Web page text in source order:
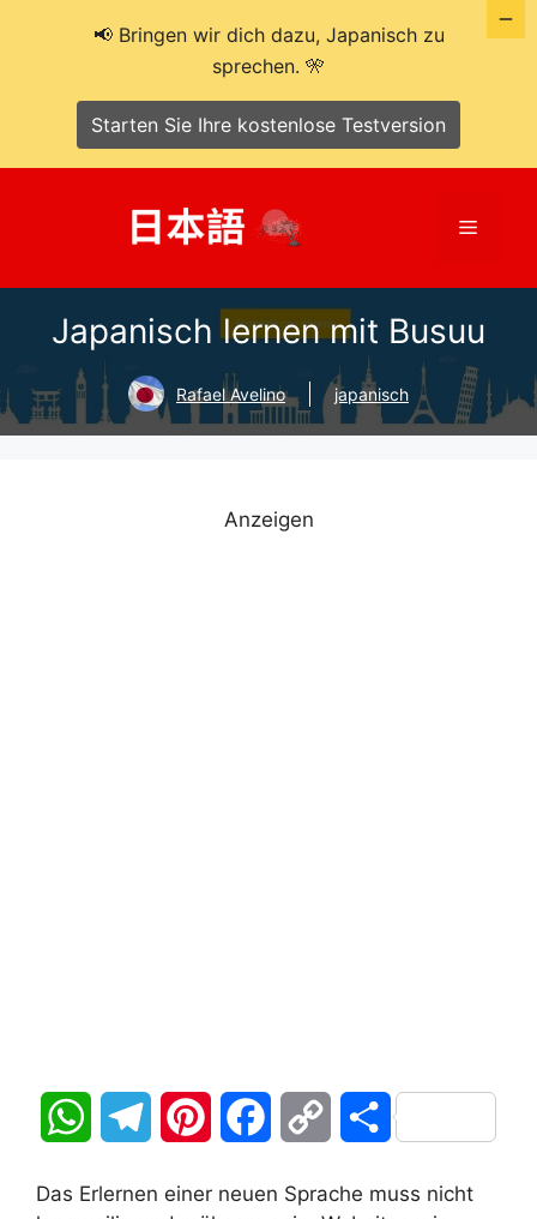
Menü
Japanisch lernen mit Busuu
Rafael Avelino japanisch
Anzeigen
W T
Das Erlernen einer neuen Sprache muss nicht
📢 Bringen wir dich dazu, Japanisch zu
sprechen. 🎌
Starten Sie Ihre kostenlose Testversion